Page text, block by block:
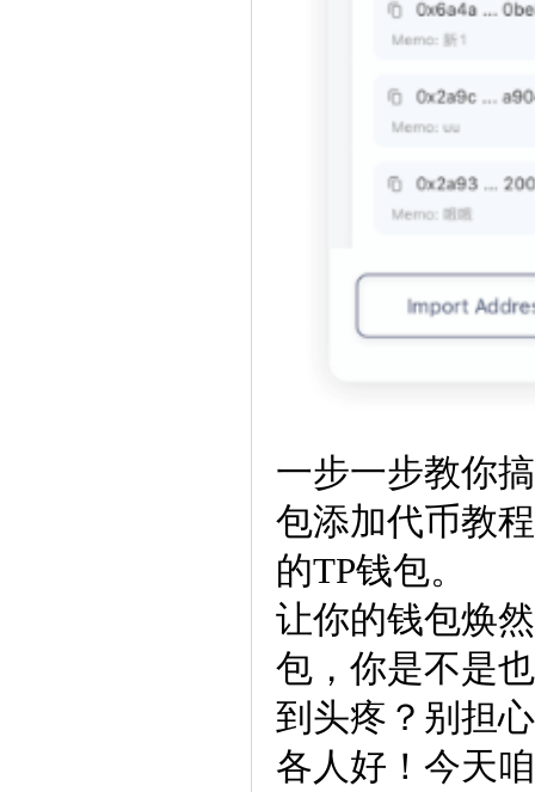
一步一步教你
包添加代币教
的TP钱包。
让你的钱包焕
包，你是不是
到头疼？别担
各人好！今天